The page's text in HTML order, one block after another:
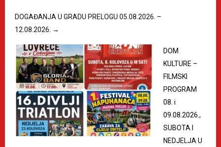
DOGAĐANJA U GRADU PRELOGU 05.08.2026. –
12.08.2026. →
DOM
KULTURE –
FILMSKI
PROGRAM
08. i
09.08.2026.,
SUBOTA I
NEDJELJA U